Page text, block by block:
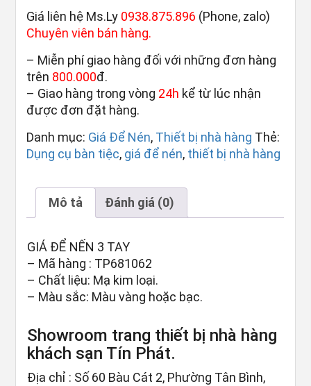
Giá liên hệ Ms.Ly 0938.875.896 (Phone, zalo)
Chuyên viên bán hàng.
– Miễn phí giao hàng đối với những đơn hàng
trên 800.000đ.
– Giao hàng trong vòng 24h kể từ lúc nhận
được đơn đặt hàng.
Danh mục: Giá Để Nén, Thiết bị nhà hàng Thẻ:
Dụng cụ bàn tiệc, giá để nén, thiết bị nhà hàng
Mô tả Đánh giá (0)
GIÁ ĐỂ NẾN 3 TAY
– Mã hàng : TP681062
– Chất liệu: Mạ kim loại.
– Màu sắc: Màu vàng hoặc bạc.
Showroom trang thiết bị nhà hàng
khách sạn Tín Phát.
Địa chỉ : Số 60 Bàu Cát 2, Phường Tân Bình,